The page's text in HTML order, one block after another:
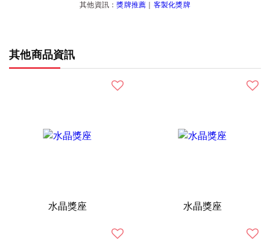
其他資訊：獎牌推薦 客製化獎牌
其他商品資訊
水晶獎座 水晶獎座